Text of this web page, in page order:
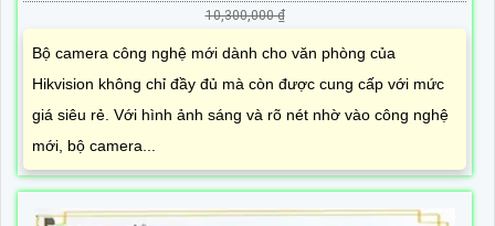
10,300,000 ₫
Bộ camera công nghệ mới dành cho văn phòng của
Hikvision không chỉ đầy đủ mà còn được cung cấp với mức
giá siêu rẻ. Với hình ảnh sáng và rõ nét nhờ vào công nghệ
mới, bộ camera...